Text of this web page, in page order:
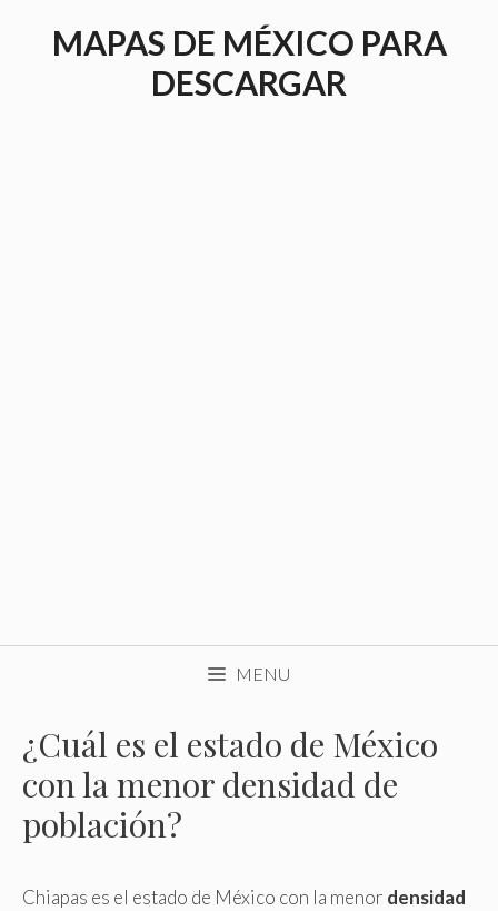
MAPAS DE MÉXICO PARA
DESCARGAR
MENU
¿Cuál es el estado de México
con la menor densidad de
población?
Chiapas es el estado de México con la menor densidad